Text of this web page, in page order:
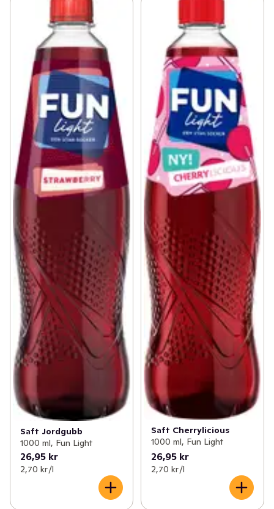
Saft Jordgubb
1000 ml, Fun Light
26,95 kr
2,70 kr /l
Saft Cherrylicious
1000 ml, Fun Light
26,95 kr
2,70 kr /l